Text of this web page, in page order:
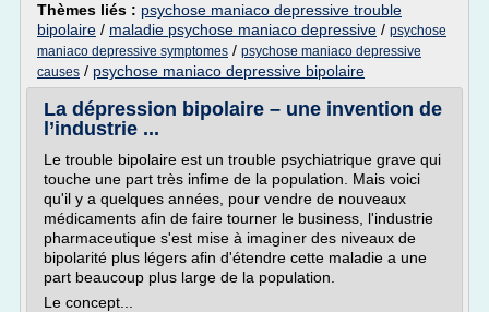
Thèmes liés : psychose maniaco depressive trouble
bipolaire / maladie psychose maniaco depressive / psychose
maniaco depressive symptomes / psychose maniaco depressive
causes / psychose maniaco depressive bipolaire
La dépression bipolaire – une invention de
l’industrie ...
Le trouble bipolaire est un trouble psychiatrique grave qui
touche une part très infime de la population. Mais voici
qu'il y a quelques années, pour vendre de nouveaux
médicaments afin de faire tourner le business, l'industrie
pharmaceutique s'est mise à imaginer des niveaux de
bipolarité plus légers afin d'étendre cette maladie a une
part beaucoup plus large de la population.
Le concept...